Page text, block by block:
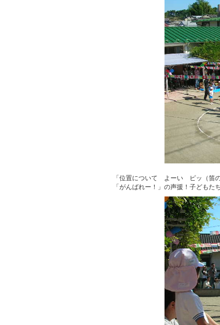
「位置について よーい ピッ（笛
「がんばれー！」の声援！子ども